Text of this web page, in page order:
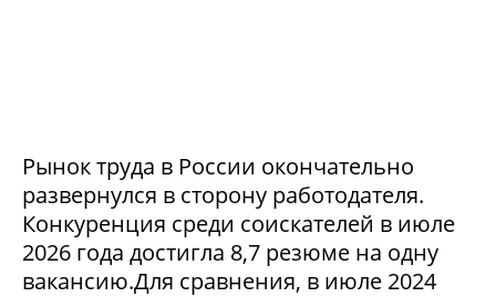
Рынок труда в России окончательно
развернулся в сторону работодателя.
Конкуренция среди соискателей в июле
2026 года достигла 8,7 резюме на одну
вакансию.Для сравнения, в июле 2024